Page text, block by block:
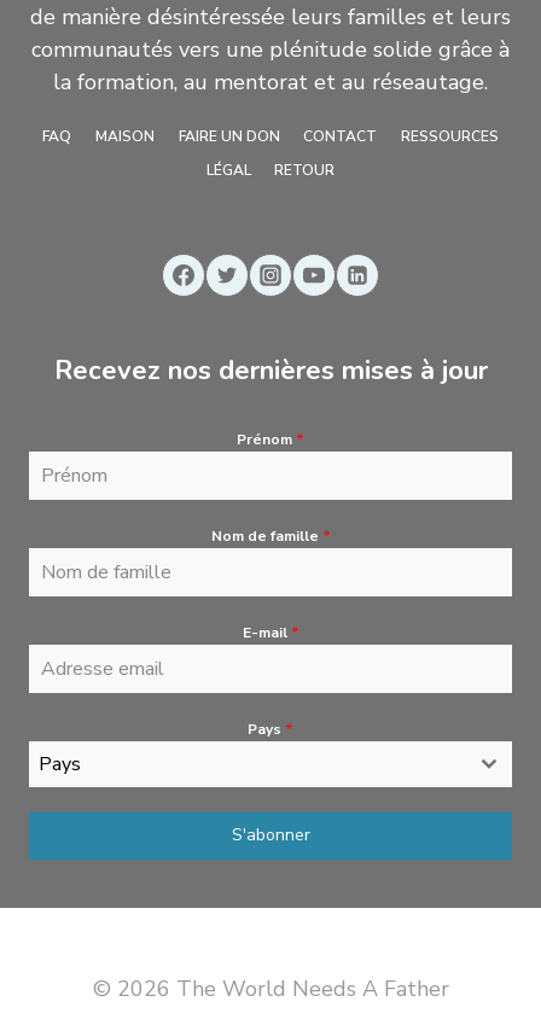
de manière désintéressée leurs familles et leurs
communautés vers une plénitude solide grâce à
la formation, au mentorat et au réseautage.
FAQ MAISON FAIRE UN DON CONTACT
RESSOURCES
LÉGAL
RETOUR
Recevez nos dernières mises à jour
Prénom *
Nom de famille *
E-mail *
Pays *
Pays
S'abonner
© 2026 The World Needs A Father